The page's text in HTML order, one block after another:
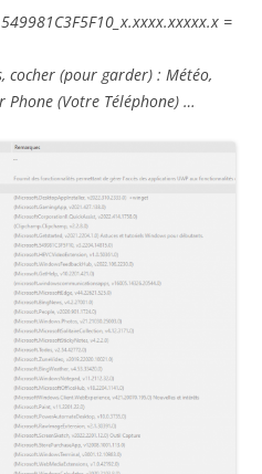
=
cocher (pour garder) : Météo,
Phone (Votre Téléphone) …